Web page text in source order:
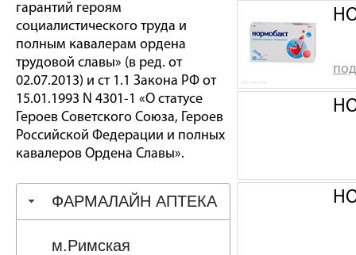
гарантий героям
социалистического труда и
полным кавалерам ордена
трудовой славы» (в ред. от
02.07.2013) и ст 1.1 Закона РФ от
15.01.1993 N 4301-1 «О статусе
Героев Советского Союза, Героев
Российской Федерации и полных
кавалеров Ордена Славы».
ФАРМАЛАЙН АПТЕКА
м.Римская